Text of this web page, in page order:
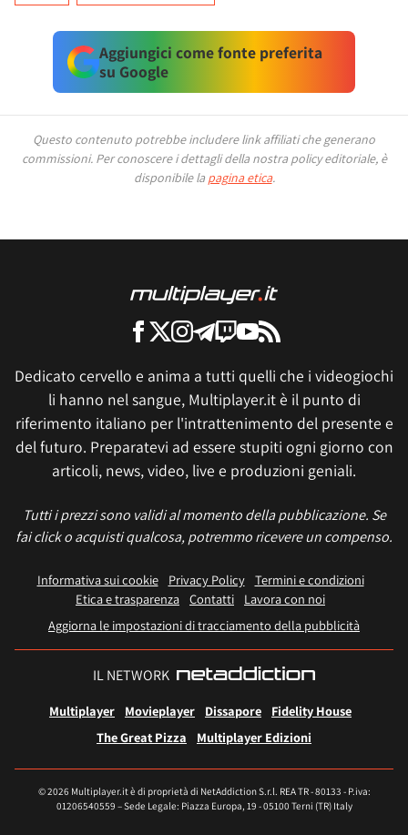
Aggiungici come fonte preferita
su Google
Questo contenuto potrebbe includere link affiliati che generano
commissioni. Per conoscere i dettagli della nostra policy editoriale, è
disponibile la pagina etica.
Dedicato cervello e anima a tutti quelli che i videogiochi
li hanno nel sangue, Multiplayer.it è il punto di
riferimento italiano per l'intrattenimento del presente e
del futuro. Preparatevi ad essere stupiti ogni giorno con
articoli, news, video, live e produzioni geniali.
Tutti i prezzi sono validi al momento della pubblicazione. Se
fai click o acquisti qualcosa, potremmo ricevere un compenso.
Informativa sui cookie Privacy Policy
Termini e condizioni
Etica e trasparenza Contatti
Lavora con noi
Aggiorna le impostazioni di tracciamento della pubblicità
IL NETWORK
Multiplayer Movieplayer Dissapore
Fidelity House
The Great Pizza
Multiplayer Edizioni
© 2026 Multiplayer.it è di proprietà di NetAddiction S.r.l. REA TR - 80133 - P.iva:
01206540559 – Sede Legale: Piazza Europa, 19 - 05100 Terni (TR) Italy